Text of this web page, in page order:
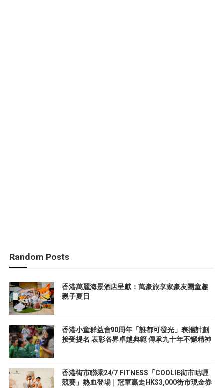
Random Posts
香港萬麗海景酒店呈獻：萬豪旅享家豪友團童趣
親子夏日
香港小童群益會90周年「誰都可發光」表揚計劃
接受提名 表彰各界卓越典範 傳承九十年不懈精神
香港街市聯乘24/7 FITNESS「COOLIE街市咕喱
競賽」熱血登場｜冠軍贏走HK$3,000街市現金券